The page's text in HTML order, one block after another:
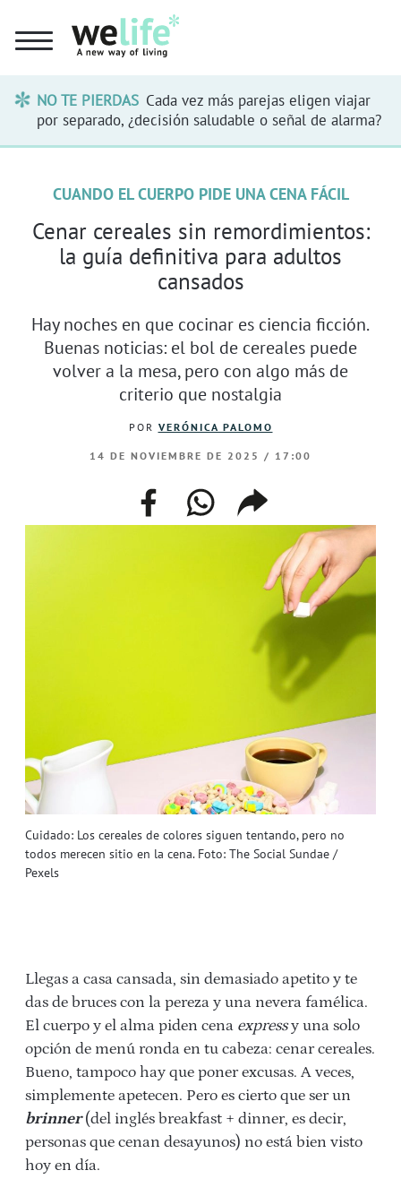
NO TE PIERDAS Cada vez más parejas eligen viajar
por separado, ¿decisión saludable o señal de alarma?
Cuidado: Los cereales de colores siguen tentando, pero no
todos merecen sitio en la cena. Foto: The Social Sundae /
Pexels
CUANDO EL CUERPO PIDE UNA CENA FÁCIL
Cenar cereales sin remordimientos:
la guía definitiva para adultos
cansados
Hay noches en que cocinar es ciencia ficción.
Buenas noticias: el bol de cereales puede
volver a la mesa, pero con algo más de
criterio que nostalgia
POR VERÓNICA PALOMO
14 DE NOVIEMBRE DE 2025 / 17:00
facebookwhatsappcompartir
enlace
Llegas a casa cansada, sin demasiado apetito y te
das de bruces con la pereza y una nevera famélica.
El cuerpo y el alma piden cena expressy una solo
opción de menú ronda en tu cabeza: cenar cereales.
Bueno, tampoco hay que poner excusas. A veces,
simplemente apetecen. Pero es cierto que ser un
brinner (del inglés breakfast + dinner, es decir,
personas que cenan desayunos) no está bien visto
hoy en día.